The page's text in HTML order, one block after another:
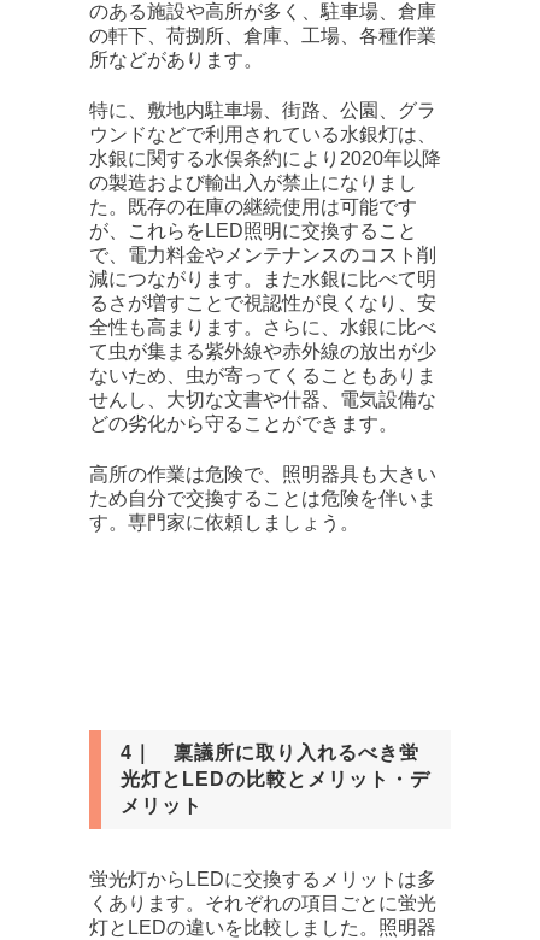
のある施設や高所が多く、駐車場、倉庫
の軒下、荷捌所、倉庫、工場、各種作業
所などがあります。
特に、敷地内駐車場、街路、公園、グラ
ウンドなどで利用されている水銀灯は、
水銀に関する水俣条約により2020年以降
の製造および輸出入が禁止になりまし
た。既存の在庫の継続使用は可能です
が、これらをLED照明に交換すること
で、電力料金やメンテナンスのコスト削
減につながります。また水銀に比べて明
るさが増すことで視認性が良くなり、安
全性も高まります。さらに、水銀に比べ
て虫が集まる紫外線や赤外線の放出が少
ないため、虫が寄ってくることもありま
せんし、大切な文書や什器、電気設備な
どの劣化から守ることができます。
高所の作業は危険で、照明器具も大きい
ため自分で交換することは危険を伴いま
す。専門家に依頼しましょう。
4｜ 稟議所に取り入れるべき蛍
光灯とLEDの比較とメリット・デ
メリット
蛍光灯からLEDに交換するメリットは多
くあります。それぞれの項目ごとに蛍光
灯とLEDの違いを比較しました。照明器